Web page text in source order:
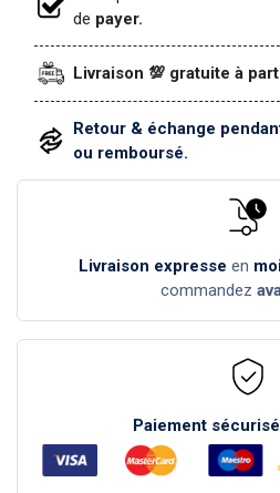
de payer.
Livraison 💯 gratuite à
Retour & échange
ou remboursé.
Livraison expresse en
commandez
Paiement